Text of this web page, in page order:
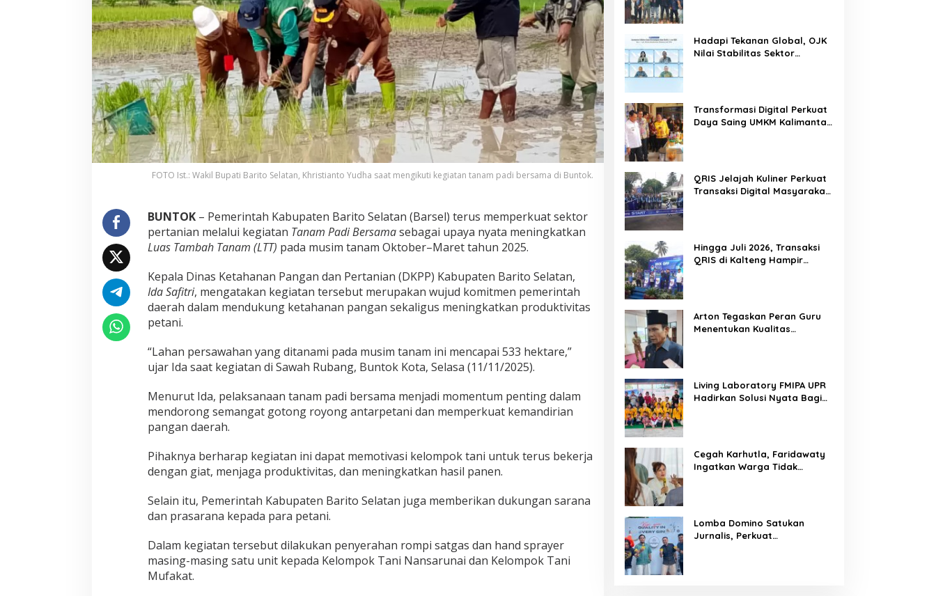
FOTO Ist.: Wakil Bupati Barito Selatan, Khristianto Yudha saat mengikuti kegiatan tanam padi bersama di Buntok.
BUNTOK– Pemerintah Kabupaten Barito Selatan (Barsel) terus memperkuat sektor
pertanian melalui kegiatan Tanam Padi Bersamasebagai upaya nyata meningkatkan
Luas Tambah Tanam (LTT) pada musim tanam Oktober–Maret tahun 2025.
Kepala Dinas Ketahanan Pangan dan Pertanian (DKPP) Kabupaten Barito Selatan,
Ida Safitri, mengatakan kegiatan tersebut merupakan wujud komitmen pemerintah
daerah dalam mendukung ketahanan pangan sekaligus meningkatkan produktivitas
petani.
“Lahan persawahan yang ditanami pada musim tanam ini mencapai 533 hektare,”
ujar Ida saat kegiatan di Sawah Rubang, Buntok Kota, Selasa (11/11/2025).
Menurut Ida, pelaksanaan tanam padi bersama menjadi momentum penting dalam
mendorong semangat gotong royong antarpetani dan memperkuat kemandirian
pangan daerah.
Pihaknya berharap kegiatan ini dapat memotivasi kelompok tani untuk terus bekerja
dengan giat, menjaga produktivitas, dan meningkatkan hasil panen.
Selain itu, Pemerintah Kabupaten Barito Selatan juga memberikan dukungan sarana
dan prasarana kepada para petani.
Dalam kegiatan tersebut dilakukan penyerahan rompi satgas dan hand sprayer
masing-masing satu unit kepada Kelompok Tani Nansarunai dan Kelompok Tani
Mufakat.
Hadapi Tekanan Global, OJK
Nilai Stabilitas Sektor
Transformasi Digital Perkuat
Daya Saing UMKM Kalimantan
QRIS Jelajah Kuliner Perkuat
Transaksi Digital Masyarakat
Hingga Juli 2026, Transaksi
QRIS di Kalteng Hampir
Arton Tegaskan Peran Guru
Menentukan Kualitas
Living Laboratory FMIPA UPR
Hadirkan Solusi Nyata Bagi
Cegah Karhutla, Faridawaty
Ingatkan Warga Tidak
Lomba Domino Satukan
Jurnalis, Perkuat